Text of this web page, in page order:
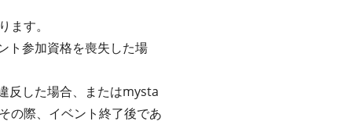
す。
ト参加資格を喪失した場
反した場合、またはmysta
の際、イベント終了後であ